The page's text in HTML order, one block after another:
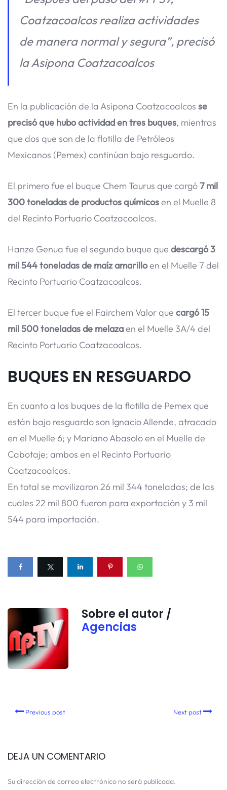
Coatzacoalcos realiza actividades
de manera normal y segura”, precisó
la Asipona Coatzacoalcos
En la publicación de la Asipona Coatzacoalcos se
precisó que hubo actividad en tres buques, mientras
que dos que son de la flotilla de Petróleos
Mexicanos (Pemex) continúan bajo resguardo.
El primero fue el buque Chem Taurus que cargó7 mil
300 toneladas de productos químicosen el Muelle 8
del Recinto Portuario Coatzacoalcos.
Hanze Genua fue el segundo buque que descargó 3
mil 544 toneladas de maíz amarilloen el Muelle 7 del
Recinto Portuario Coatzacoalcos.
El tercer buque fue el Fairchem Valor que cargó 15
mil 500 toneladas de melazaen el Muelle 3A/4 del
Recinto Portuario Coatzacoalcos.
BUQUES EN RESGUARDO
En cuanto a los buques de la flotilla de Pemex que
están bajo resguardo son Ignacio Allende, atracado
en el Muelle 6; y Mariano Abasolo en el Muelle de
Cabotaje; ambos en el Recinto Portuario
Coatzacoalcos.
En total se movilizaron 26 mil 344 toneladas; de las
cuales 22 mil 800 fueron para exportación y 3 mil
544 para importación.
Sobre el autor /
Agencias
Previous post Next post
DEJA UN COMENTARIO
Su dirección de correo electrónico no será publicada.